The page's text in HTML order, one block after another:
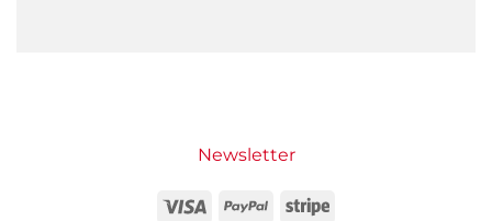
Newsletter
Visa PayPal Stripe